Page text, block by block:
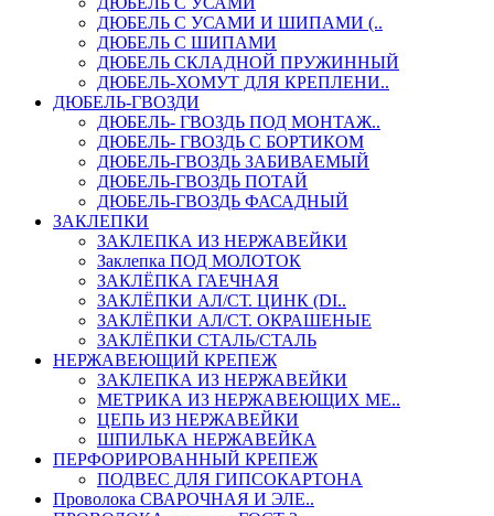
ДЮБЕЛЬ С УСАМИ И ШИПАМИ (..
ДЮБЕЛЬ С ШИПАМИ
ДЮБЕЛЬ СКЛАДНОЙ ПРУЖИННЫЙ
ДЮБЕЛЬ-ХОМУТ ДЛЯ КРЕПЛЕНИ..
ДЮБЕЛЬ-ГВОЗДИ
ДЮБЕЛЬ- ГВОЗДЬ ПОД МОНТАЖ..
ДЮБЕЛЬ- ГВОЗДЬ С БОРТИКОМ
ДЮБЕЛЬ-ГВОЗДЬ ЗАБИВАЕМЫЙ
ДЮБЕЛЬ-ГВОЗДЬ ПОТАЙ
ДЮБЕЛЬ-ГВОЗДЬ ФАСАДНЫЙ
ЗАКЛЕПКИ
ЗАКЛЕПКА ИЗ НЕРЖАВЕЙКИ
Заклепка ПОД МОЛОТОК
ЗАКЛЁПКА ГАЕЧНАЯ
ЗАКЛЁПКИ АЛ/СТ. ЦИНК (DI..
ЗАКЛЁПКИ АЛ/СТ. ОКРАШЕНЫЕ
ЗАКЛЁПКИ СТАЛЬ/СТАЛЬ
НЕРЖАВЕЮЩИЙ КРЕПЕЖ
ЗАКЛЕПКА ИЗ НЕРЖАВЕЙКИ
МЕТРИКА ИЗ НЕРЖАВЕЮЩИХ МЕ..
ЦЕПЬ ИЗ НЕРЖАВЕЙКИ
ШПИЛЬКА НЕРЖАВЕЙКА
ПЕРФОРИРОВАННЫЙ КРЕПЕЖ
ПОДВЕС ДЛЯ ГИПСОКАРТОНА
Проволока СВАРОЧНАЯ И ЭЛЕ..